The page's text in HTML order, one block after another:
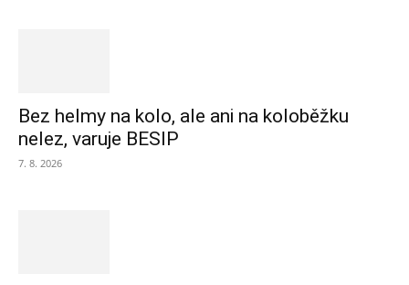
Bez helmy na kolo, ale ani na koloběžku
nelez, varuje BESIP
7. 8. 2026